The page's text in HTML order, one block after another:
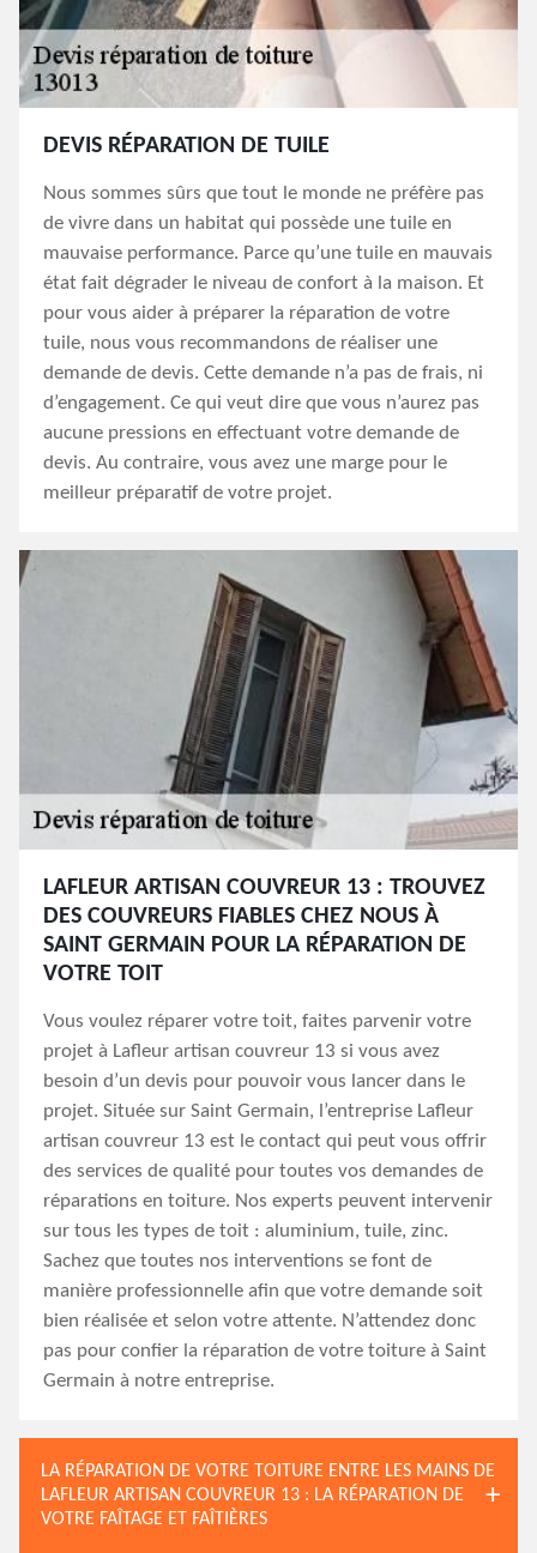
DEVIS RÉPARATION DE TUILE
Nous sommes sûrs que tout le monde ne préfère pas
de vivre dans un habitat qui possède une tuile en
mauvaise performance. Parce qu’une tuile en mauvais
état fait dégrader le niveau de confort à la maison. Et
pour vous aider à préparer la réparation de votre
tuile, nous vous recommandons de réaliser une
demande de devis. Cette demande n’a pas de frais, ni
d’engagement. Ce qui veut dire que vous n’aurez pas
aucune pressions en effectuant votre demande de
devis. Au contraire, vous avez une marge pour le
meilleur préparatif de votre projet.
LAFLEUR ARTISAN COUVREUR 13 : TROUVEZ
DES COUVREURS FIABLES CHEZ NOUS À
SAINT GERMAIN POUR LA RÉPARATION DE
VOTRE TOIT
Vous voulez réparer votre toit, faites parvenir votre
projet à Lafleur artisan couvreur 13 si vous avez
besoin d’un devis pour pouvoir vous lancer dans le
projet. Située sur Saint Germain, l’entreprise Lafleur
artisan couvreur 13 est le contact qui peut vous offrir
des services de qualité pour toutes vos demandes de
réparations en toiture. Nos experts peuvent intervenir
sur tous les types de toit : aluminium, tuile, zinc.
Sachez que toutes nos interventions se font de
manière professionnelle afin que votre demande soit
bien réalisée et selon votre attente. N’attendez donc
pas pour confier la réparation de votre toiture à Saint
Germain à notre entreprise.
LA RÉPARATION DE VOTRE TOITURE ENTRE LES MAINS DE
LAFLEUR ARTISAN COUVREUR 13 : LA RÉPARATION DE
VOTRE FAÎTAGE ET FAÎTIÈRES